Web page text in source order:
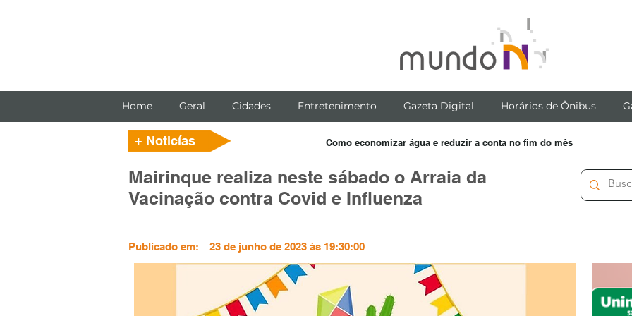
Home Geral Cidades Entretenimento Gazeta Digital Horários de Ônibus
Como economizar água e reduzir a conta no fim do mês
+ Noticías
Mairinque realiza neste sábado o Arraia da
Vacinação contra Covid e Influenza
Publicado em: 23 de junho de 2023 às 19:30:00